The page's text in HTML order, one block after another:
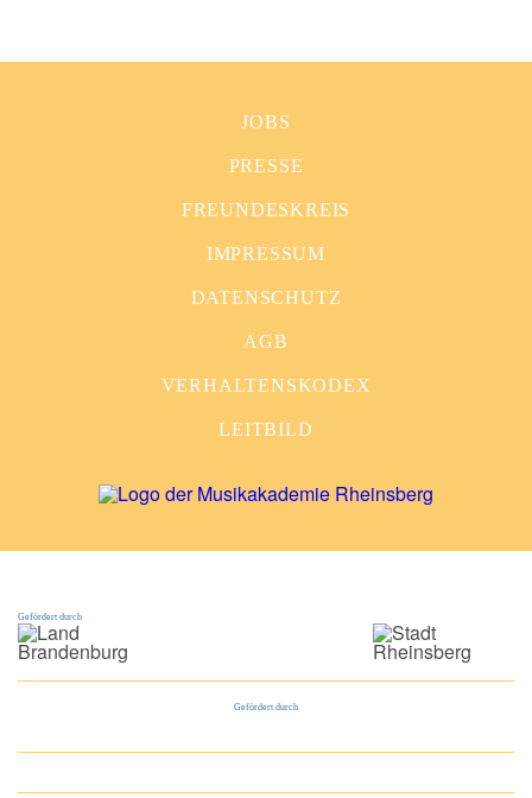
JOBS
PRESSE
FREUNDESKREIS
IMPRESSUM
DATENSCHUTZ
AGB
VERHALTENSKODEX
LEITBILD
Gefördert durch
Gefördert durch